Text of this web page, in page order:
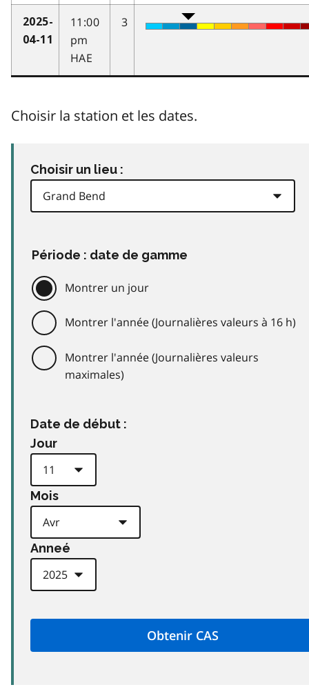
2025-
04-11
11:00
pm
HAE
3
Choisir la station et les dates.
Choisir un lieu :
Période : date de gamme
Montrer un jour
Montrer l'année (Journalières valeurs à 16 h)
Montrer l'année (Journalières valeurs
maximales)
Date de début :
Jour
Mois
Anneé